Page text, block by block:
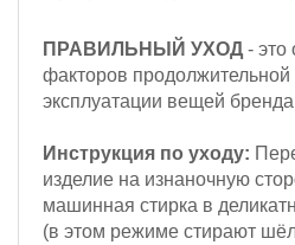
ПРАВИЛЬНЫЙ УХОД - это
факторов продолжительной
эксплуатации вещей
Инструкция по уходу:
изделие на изнаночную
машинная стирка в
(в этом режиме стирают